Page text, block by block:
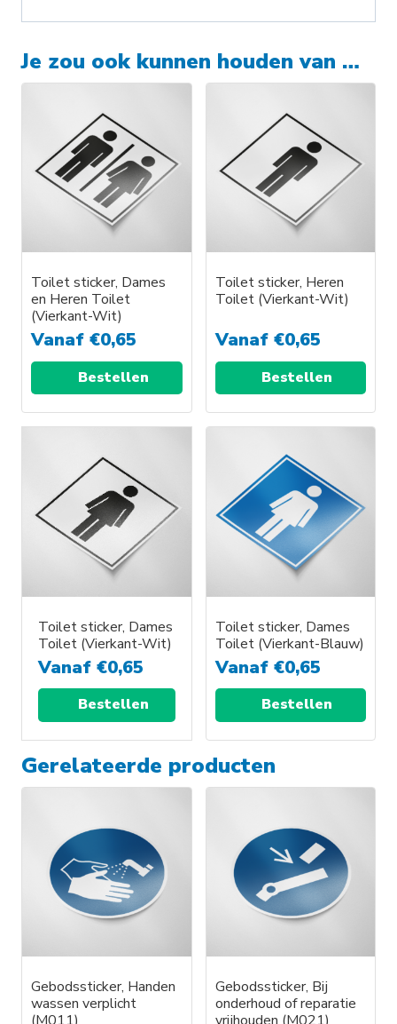
Je zou ook kunnen houden van …
Toilet sticker, Dames
en Heren Toilet
(Vierkant-Wit)
Vanaf €0,65
Bestellen
Toilet sticker, Heren
Toilet (Vierkant-Wit)
Vanaf €0,65
Bestellen
Toilet sticker, Dames
Toilet (Vierkant-Wit)
Vanaf €0,65
Bestellen
Toilet sticker, Dames
Toilet (Vierkant-Blauw)
Vanaf €0,65
Bestellen
Gerelateerde producten
Gebodssticker, Handen
wassen verplicht
Gebodssticker, Bij
onderhoud of reparatie